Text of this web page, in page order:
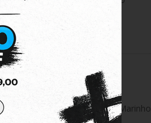
Essentials 3-Stripes Azul Marinho